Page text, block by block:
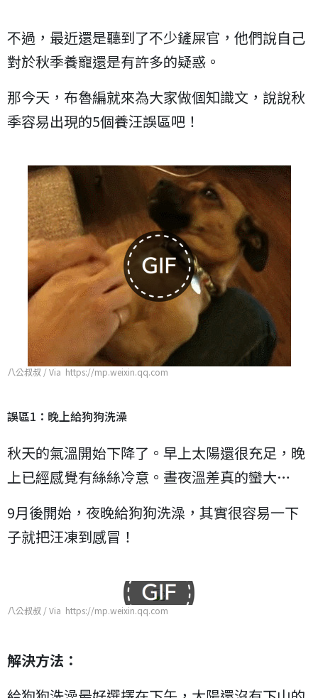
不過，最近還是聽到了不少鏟屎官，他們說自己
對於秋季養寵還是有許多的疑惑。
那今天，布魯編就來為大家做個知識文，說說秋
季容易出現的5個養汪誤區吧！
八公叔叔 / Via https://mp.weixin.qq.com
誤區1：晚上給狗狗洗澡
秋天的氣溫開始下降了。早上太陽還很充足，晚
上已經感覺有絲絲冷意。晝夜溫差真的蠻大…
9月後開始，夜晚給狗狗洗澡，其實很容易一下
子就把汪凍到感冒！
八公叔叔 / Via https://mp.weixin.qq.com
解決方法：